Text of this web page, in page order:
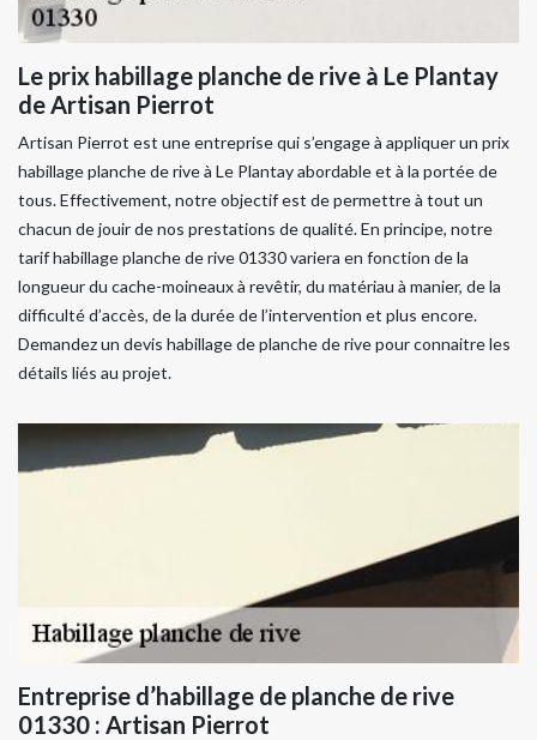
Le prix habillage planche de rive à Le Plantay
de Artisan Pierrot
Artisan Pierrot est une entreprise qui s’engage à appliquer un prix
habillage planche de rive à Le Plantay abordable et à la portée de
tous. Effectivement, notre objectif est de permettre à tout un
chacun de jouir de nos prestations de qualité. En principe, notre
tarif habillage planche de rive 01330 variera en fonction de la
longueur du cache-moineaux à revêtir, du matériau à manier, de la
difficulté d’accès, de la durée de l’intervention et plus encore.
Demandez un devis habillage de planche de rive pour connaitre les
détails liés au projet.
Entreprise d’habillage de planche de rive
01330 : Artisan Pierrot